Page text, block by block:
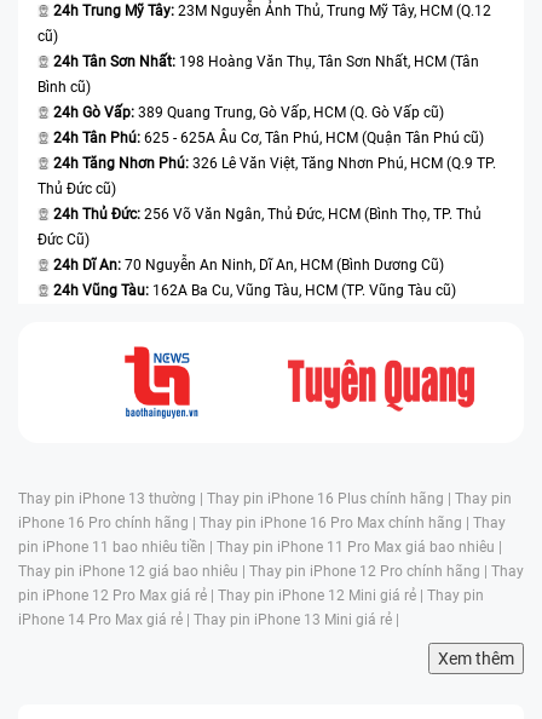
24h Trung Mỹ Tây: 23M Nguyễn Ảnh Thủ, Trung Mỹ Tây, HCM (Q.12
cũ)
24h Tân Sơn Nhất: 198 Hoàng Văn Thụ, Tân Sơn Nhất, HCM (Tân
Bình cũ)
24h Gò Vấp: 389 Quang Trung, Gò Vấp, HCM (Q. Gò Vấp cũ)
24h Tân Phú: 625 - 625A Âu Cơ, Tân Phú, HCM (Quận Tân Phú cũ)
24h Tăng Nhơn Phú: 326 Lê Văn Việt, Tăng Nhơn Phú, HCM (Q.9 TP.
Thủ Đức cũ)
24h Thủ Đức: 256 Võ Văn Ngân, Thủ Đức, HCM (Bình Thọ, TP. Thủ
Đức Cũ)
24h Dĩ An: 70 Nguyễn An Ninh, Dĩ An, HCM (Bình Dương Cũ)
24h Vũng Tàu: 162A Ba Cu, Vũng Tàu, HCM (TP. Vũng Tàu cũ)
Thay pin iPhone 13 thường | Thay pin iPhone 16 Plus chính hãng | Thay pin
iPhone 16 Pro chính hãng | Thay pin iPhone 16 Pro Max chính hãng | Thay
pin iPhone 11 bao nhiêu tiền | Thay pin iPhone 11 Pro Max giá bao nhiêu |
Thay pin iPhone 12 giá bao nhiêu | Thay pin iPhone 12 Pro chính hãng | Thay
pin iPhone 12 Pro Max giá rẻ | Thay pin iPhone 12 Mini giá rẻ | Thay pin
iPhone 14 Pro Max giá rẻ | Thay pin iPhone 13 Mini giá rẻ |
Xem thêm